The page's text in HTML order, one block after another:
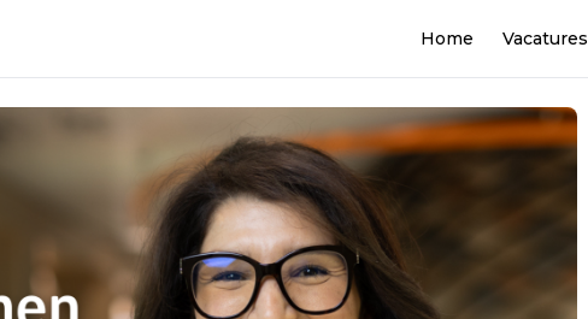
Home Vacatures